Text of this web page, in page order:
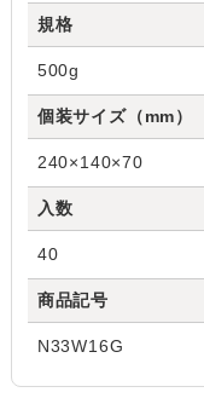
規格
500g
個装サイズ（mm）
240×140×70
入数
40
商品記号
N33W16G